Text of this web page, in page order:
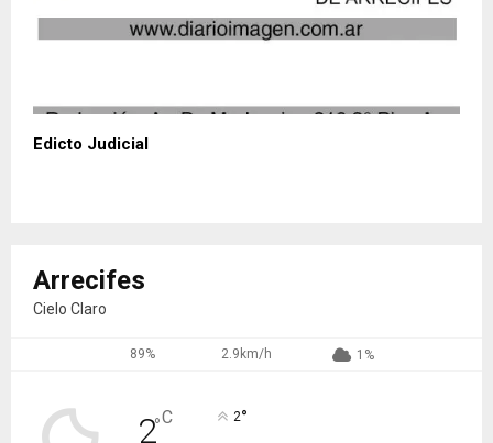
Edicto Judicial
Arrecifes
Cielo Claro
89% 2.9km/h 1%
2°C 2°